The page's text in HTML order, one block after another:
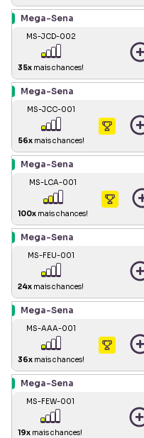
Mega-Sena
MS-JCD-002
35x mais chances!
Mega-Sena
MS-JCC-001
56x mais chances!
Mega-Sena
MS-LCA-001
100x mais chances!
Mega-Sena
MS-FEU-001
24x mais chances!
Mega-Sena
MS-AAA-001
36x mais chances!
Mega-Sena
MS-FEW-001
19x mais chances!